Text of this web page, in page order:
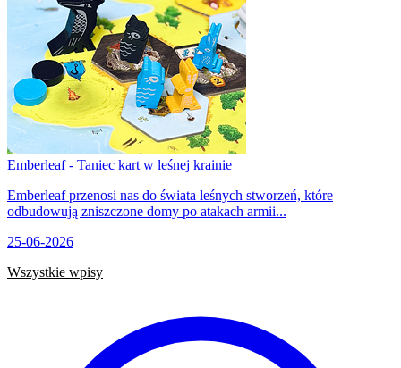
Emberleaf - Taniec kart w leśnej krainie
Emberleaf przenosi nas do świata leśnych stworzeń, które
odbudowują zniszczone domy po atakach armii...
25-06-2026
Wszystkie wpisy